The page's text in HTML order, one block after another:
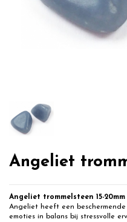
Angeliet
Angeliet trommelsteen 15-20mm
Angeliet heeft een
emoties in balans bij stressvolle